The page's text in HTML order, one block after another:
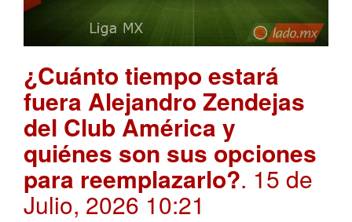
¿Cuánto tiempo estará
fuera Alejandro Zendejas
del Club América y
quiénes son sus opciones
para reemplazarlo?. 15 de
Julio, 2026 10:21